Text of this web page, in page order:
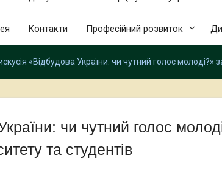
Контакти Професійний розвиток
«Відбудова України: чи чутний голос молоді?»
чи чутний голос
та студентів